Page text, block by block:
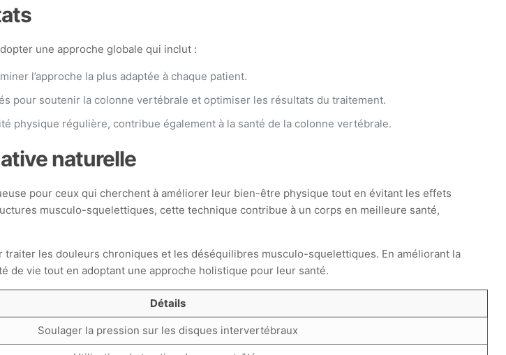
une approche globale qui inclut :
l’approche la plus adaptée à chaque patient.
pour soutenir la colonne vertébrale et optimiser les résultats du traitement.
physique régulière, contribue également à la santé de la colonne vertébrale.
naturelle
pour ceux qui cherchent à améliorer leur bien-être physique tout en évitant les effets
musculo-squelettiques, cette technique contribue à un corps en meilleure santé,
les douleurs chroniques et les déséquilibres musculo-squelettiques. En améliorant la
vie tout en adoptant une approche holistique pour leur santé.
Détails
Soulager la pression sur les disques intervertébraux